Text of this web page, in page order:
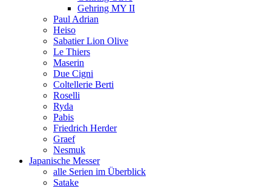
Gehring MY II
Paul Adrian
Heiso
Sabatier Lion Olive
Le Thiers
Maserin
Due Cigni
Coltellerie Berti
Roselli
Ryda
Pabis
Friedrich Herder
Graef
Nesmuk
Japanische Messer
alle Serien im Überblick
Satake